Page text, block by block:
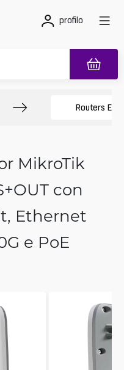
profilo
Routers
MikroTik
con
Ethernet
e PoE